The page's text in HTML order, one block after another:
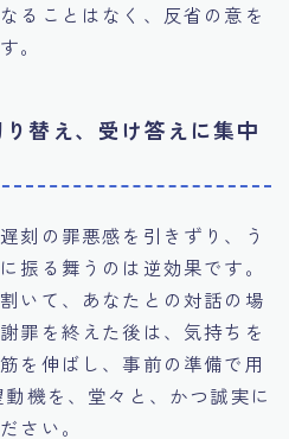
ることはなく、反省の意を
。
替え、受け答えに集中
刻の罪悪感を引きずり、う
振る舞うのは逆効果です。
いて、あなたとの対話の場
罪を終えた後は、気持ちを
を伸ばし、事前の準備で用
機を、堂々と、かつ誠実に
さい。